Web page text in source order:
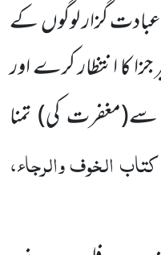
گزار لوگوں کے
کا انتظار کرے اور
سے(مغفرت کی) تمنا
الخوف والرجاء،